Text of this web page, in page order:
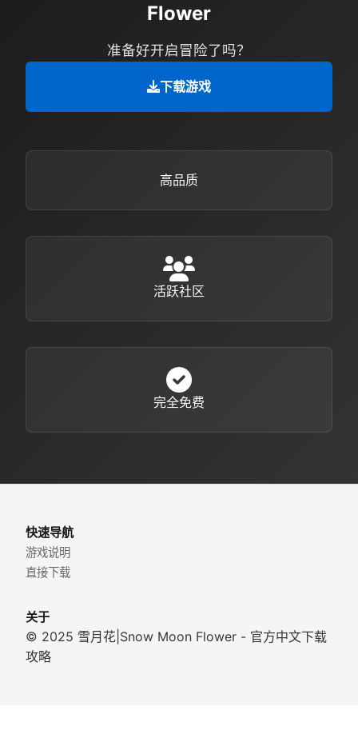
Flower
准备好开启冒险了吗？
下载游戏
高品质
活跃社区
完全免费
快速导航
游戏说明
直接下载
关于
© 2025 雪月花|Snow Moon Flower - 官方中文下载
攻略